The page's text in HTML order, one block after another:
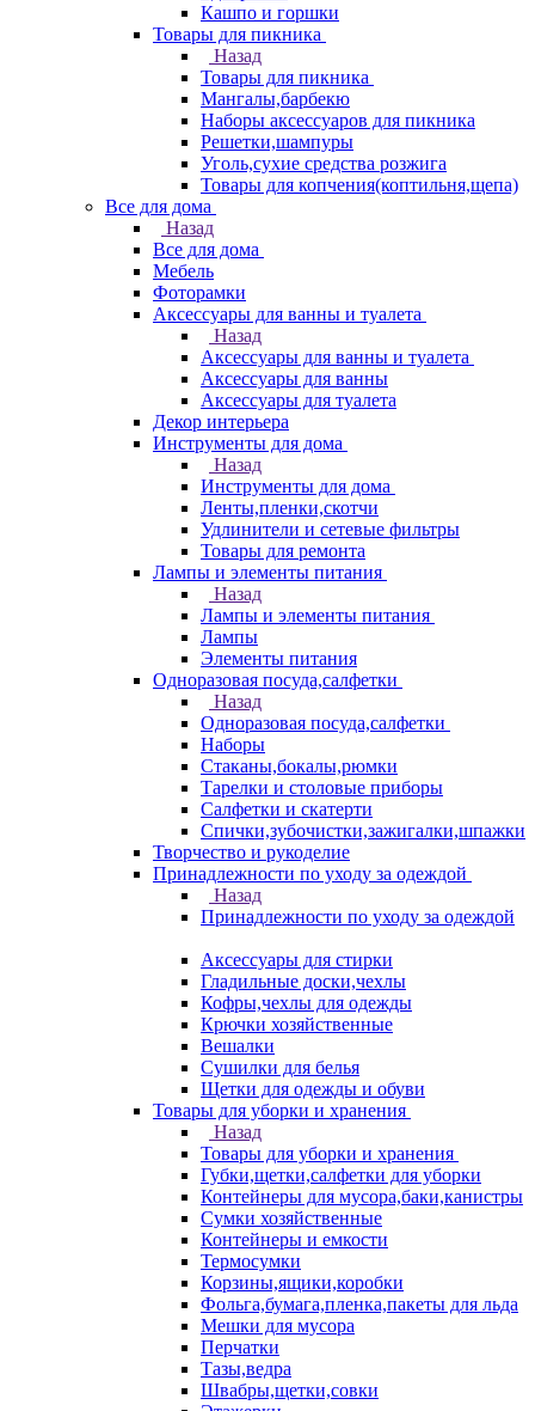
Кашпо и горшки
Товары для пикника
Назад
Товары для пикника
Мангалы,барбекю
Наборы аксессуаров для пикника
Решетки,шампуры
Уголь,сухие средства розжига
Товары для копчения(коптильня,щепа)
Все для дома
Назад
Все для дома
Мебель
Фоторамки
Аксессуары для ванны и туалета
Назад
Аксессуары для ванны и туалета
Аксессуары для ванны
Аксессуары для туалета
Декор интерьера
Инструменты для дома
Назад
Инструменты для дома
Ленты,пленки,скотчи
Удлинители и сетевые фильтры
Товары для ремонта
Лампы и элементы питания
Назад
Лампы и элементы питания
Лампы
Элементы питания
Одноразовая посуда,салфетки
Назад
Одноразовая посуда,салфетки
Наборы
Стаканы,бокалы,рюмки
Тарелки и столовые приборы
Салфетки и скатерти
Спички,зубочистки,зажигалки,шпажки
Творчество и рукоделие
Принадлежности по уходу за одеждой
Назад
Принадлежности по уходу за одеждой
Аксессуары для стирки
Гладильные доски,чехлы
Кофры,чехлы для одежды
Крючки хозяйственные
Вешалки
Сушилки для белья
Щетки для одежды и обуви
Товары для уборки и хранения
Назад
Товары для уборки и хранения
Губки,щетки,салфетки для уборки
Контейнеры для мусора,баки,канистры
Сумки хозяйственные
Контейнеры и емкости
Термосумки
Корзины,ящики,коробки
Фольга,бумага,пленка,пакеты для льда
Мешки для мусора
Перчатки
Тазы,ведра
Швабры,щетки,совки